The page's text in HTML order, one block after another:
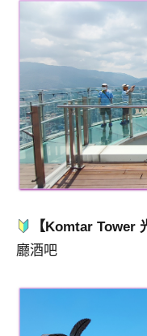
【Komtar Tower
廳酒吧